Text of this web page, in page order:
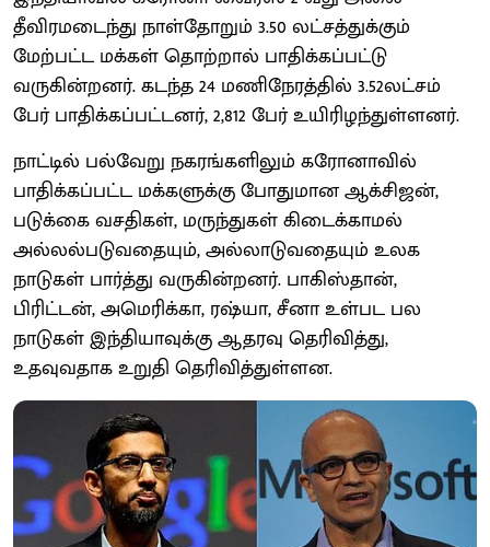
தீவிரமடைந்து நாள்தோறும் 3.50 லட்சத்துக்கும்
மேற்பட்ட மக்கள் தொற்றால் பாதிக்கப்பட்டு
வருகின்றனர். கடந்த 24 மணிநேரத்தில் 3.52லட்சம்
பேர் பாதிக்கப்பட்டனர், 2,812 பேர் உயிரிழந்துள்ளனர்.
நாட்டில் பல்வேறு நகரங்களிலும் கரோனாவில்
பாதிக்கப்பட்ட மக்களுக்கு போதுமான ஆக்சிஜன்,
படுக்கை வசதிகள், மருந்துகள் கிடைக்காமல்
அல்லல்படுவதையும், அல்லாடுவதையும் உலக
நாடுகள் பார்த்து வருகின்றனர். பாகிஸ்தான்,
பிரிட்டன், அமெரிக்கா, ரஷ்யா, சீனா உள்பட பல
நாடுகள் இந்தியாவுக்கு ஆதரவு தெரிவித்து,
உதவுவதாக உறுதி தெரிவித்துள்ளன.